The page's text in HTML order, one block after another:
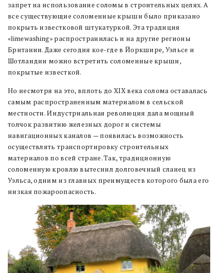
запрет на использование соломы в строительных целях. А
все существующие соломенные крыши было приказано
покрыть известковой штукатуркой. Эта традиция
«limewashing» распространилась и на другие регионы
Британии. Даже сегодня кое-где в Йоркшире, Уэльсе и
Шотландии можно встретить соломенные крыши,
покрытые известкой.
Но несмотря на это, вплоть до XIX века солома оставалась
самым распространенным материалом в сельской
местности. Индустриальная революция дала мощный
толчок развитию железных дорог и системы
навигационных каналов — появилась возможность
осуществлять транспортировку строительных
материалов по всей стране. Так, традиционную
соломенную кровлю вытеснил долговечный сланец из
Уэльса, одним из главных преимуществ которого была его
низкая пожароопасность.